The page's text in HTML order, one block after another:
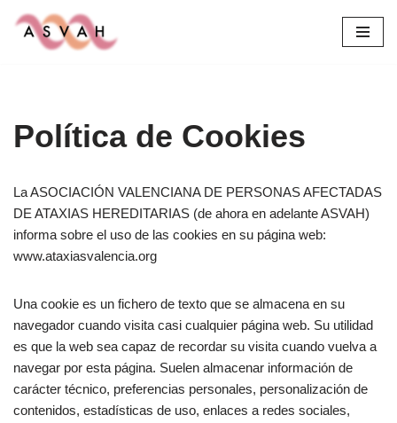
Saltar
Política de Cookies
La ASOCIACIÓN VALENCIANA DE PERSONAS AFECTADAS
DE ATAXIAS HEREDITARIAS (de ahora en adelante ASVAH)
informa sobre el uso de las cookies en su página web:
www.ataxiasvalencia.org
Una cookie es un fichero de texto que se almacena en su
navegador cuando visita casi cualquier página web. Su utilidad
es que la web sea capaz de recordar su visita cuando vuelva a
navegar por esta página. Suelen almacenar información de
carácter técnico, preferencias personales, personalización de
contenidos, estadísticas de uso, enlaces a redes sociales,